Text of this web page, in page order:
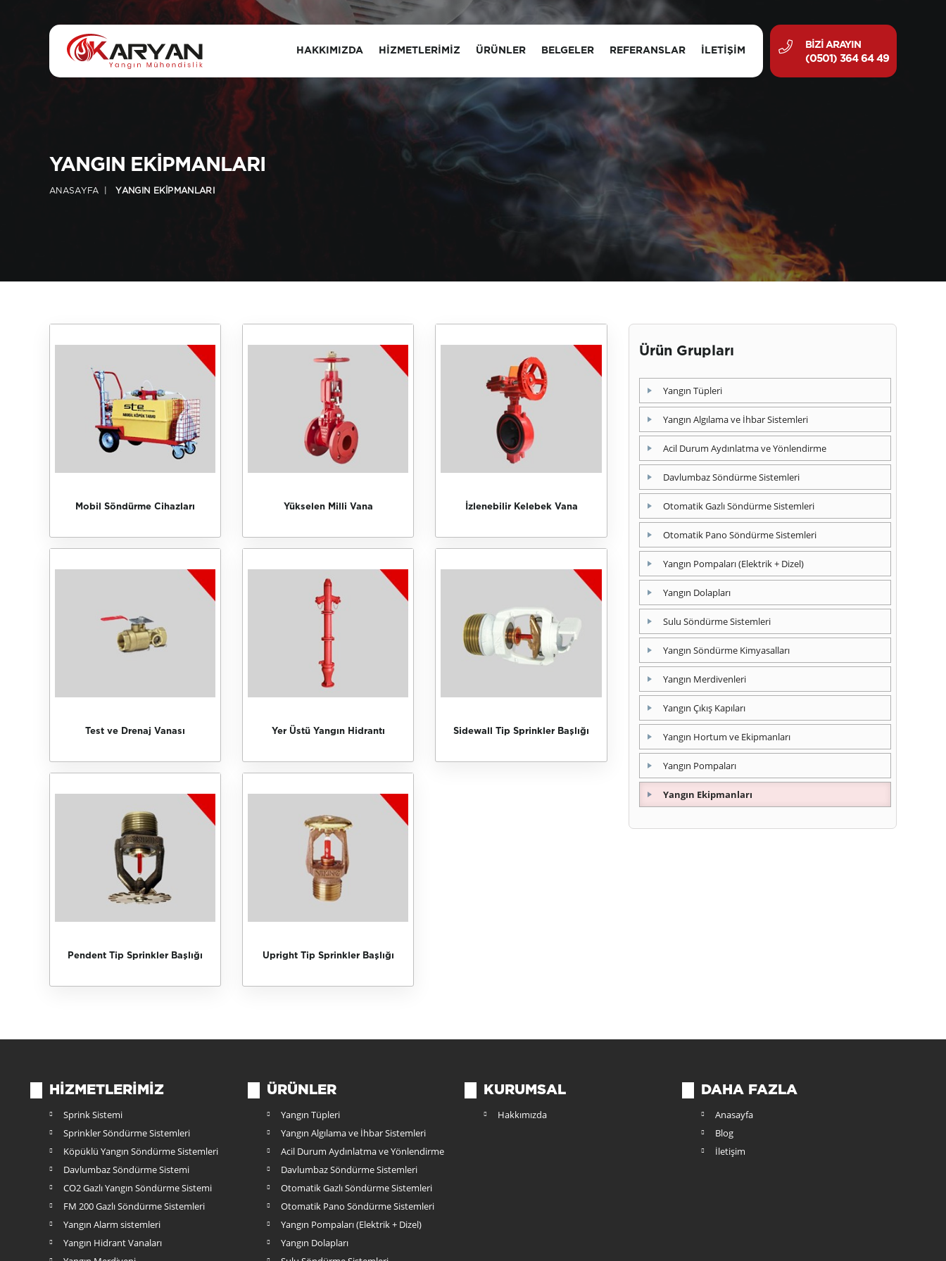
HAKKIMIZDA HIZMETLERIMIZ ÜRÜNLER BELGELER REFERANSLAR İLETIŞIM
BIZI ARAYIN
(0501) 364 64 49
YANGIN EKIPMANLARI
ANASAYFA YANGIN EKIPMANLARI
Mobil Söndürme Cihazları Yükselen Milli Vana İzlenebilir Kelebek Vana
Test ve Drenaj Vanası Yer Üstü Yangın Hidrantı Sidewall Tip Sprinkler Başlığı
Pendent Tip Sprinkler Başlığı Upright Tip Sprinkler Başlığı
Ürün Grupları
Yangın Tüpleri
Yangın Algılama ve İhbar Sistemleri
Acil Durum Aydınlatma ve Yönlendirme
Davlumbaz Söndürme Sistemleri
Otomatik Gazlı Söndürme Sistemleri
Otomatik Pano Söndürme Sistemleri
Yangın Pompaları (Elektrik + Dizel)
Yangın Dolapları
Sulu Söndürme Sistemleri
Yangın Söndürme Kimyasalları
Yangın Merdivenleri
Yangın Çıkış Kapıları
Yangın Hortum ve Ekipmanları
Yangın Pompaları
Yangın Ekipmanları
HIZMETLERIMIZ
Sprink Sistemi
Sprinkler Söndürme Sistemleri
Köpüklü Yangın Söndürme Sistemleri
Davlumbaz Söndürme Sistemi
CO2 Gazlı Yangın Söndürme Sistemi
FM 200 Gazlı Söndürme Sistemleri
Yangın Alarm sistemleri
Yangın Hidrant Vanaları
ÜRÜNLER
Yangın Tüpleri
Yangın Algılama ve İhbar Sistemleri
Acil Durum Aydınlatma ve Yönlendirme
Davlumbaz Söndürme Sistemleri
Otomatik Gazlı Söndürme Sistemleri
Otomatik Pano Söndürme Sistemleri
Yangın Pompaları (Elektrik + Dizel)
Yangın Dolapları
KURUMSAL
Hakkımızda
DAHA FAZLA
Anasayfa
Blog
İletişim